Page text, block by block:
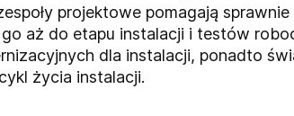
projektowe pomagają
aż do etapu instalacji i testów
dla instalacji, ponadto
życia instalacji.